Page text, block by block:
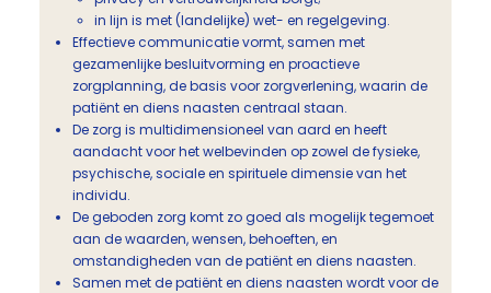
in lijn is met (landelijke) wet- en regelgeving.
Effectieve communicatie vormt, samen met
gezamenlijke besluitvorming en proactieve
zorgplanning, de basis voor zorgverlening, waarin de
patiënt en diens naasten centraal staan.
De zorg is multidimensioneel van aard en heeft
aandacht voor het welbevinden op zowel de fysieke,
psychische, sociale en spirituele dimensie van het
individu.
De geboden zorg komt zo goed als mogelijk tegemoet
aan de waarden, wensen, behoeften, en
omstandigheden van de patiënt en diens naasten.
Samen met de patiënt en diens naasten wordt voor de